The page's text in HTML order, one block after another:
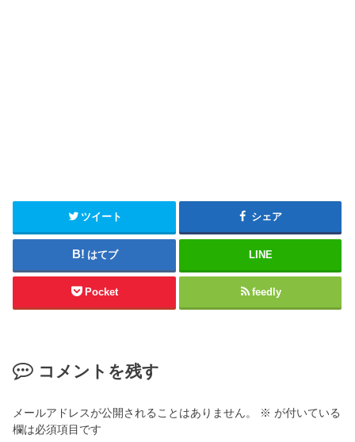
ツイート シェア
はてブ LINE
Pocket feedly
コメントを残す
メールアドレスが公開されることはありません。 ※ が付いている
欄は必須項目です